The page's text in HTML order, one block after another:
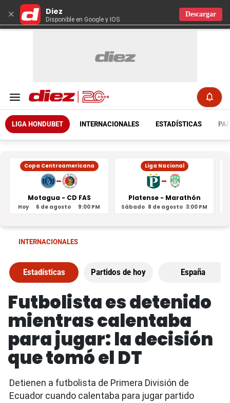
× Diez
Disponible en Google y IOS
Descargar
LIGA HONDUBET INTERNACIONALES ESTADÍSTICAS
Copa Centroamericana
-
Motagua - CD FAS
Hoy 6 de agosto 9:00 PM
Liga Nacional
-
Platense - Marathón
Sábado 8 de agosto 3:00 PM
INTERNACIONALES
Estadísticas Partidos de hoy España
Futbolista es detenido
mientras calentaba
para jugar: la decisión
que tomó el DT
Detienen a futbolista de Primera División de
Ecuador cuando calentaba para jugar partido